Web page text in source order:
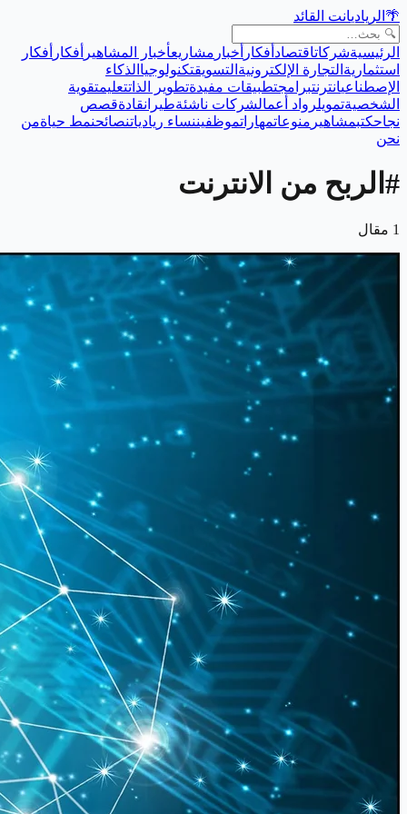
🌴 الرياديانت القائد
الرئيسيةشركاتاقتصاد أفكار أخبار مشاريعأخبار المشاهير أفكار أفكار
استثمارية التجارة الإلكترونية التسويقتكنولوجيا الذكاء
الإصطناعيانترنتبرامجتطبيقات مفيدةتطوير الذاتتعليمتقوية
الشخصيةتمويلرواد أعمالشركات ناشئةطيرانقادةقصص
نجاحكتبمشاهير منوعاتمهاراتموظفيننساء ريادياتنصائحنمط حياةمن
نحن
# الربح من الانترنت
1 مقال